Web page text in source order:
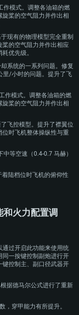
作模式。调整各油箱的燃
桨的空气阻力并作出相
现有的物理模型完全重制
桨的空气阻力并作出相应
优先级。
系统的一系列问题。修复
里/小时的问题。提升了飞
作模式。调整各油箱的燃
桨的空气阻力并作出相
飞控模型。提升了襟翼位
时飞机整体操纵性与重
等空速（0.4-0.7 马赫）
陆档位时飞机的俯仰性
和火力配置调
过开启此功能来使用统
一按键控制副炮进行开
键控制主、副口径武器开
据德马尔公式进行了重新
，穿甲能力有所提升。